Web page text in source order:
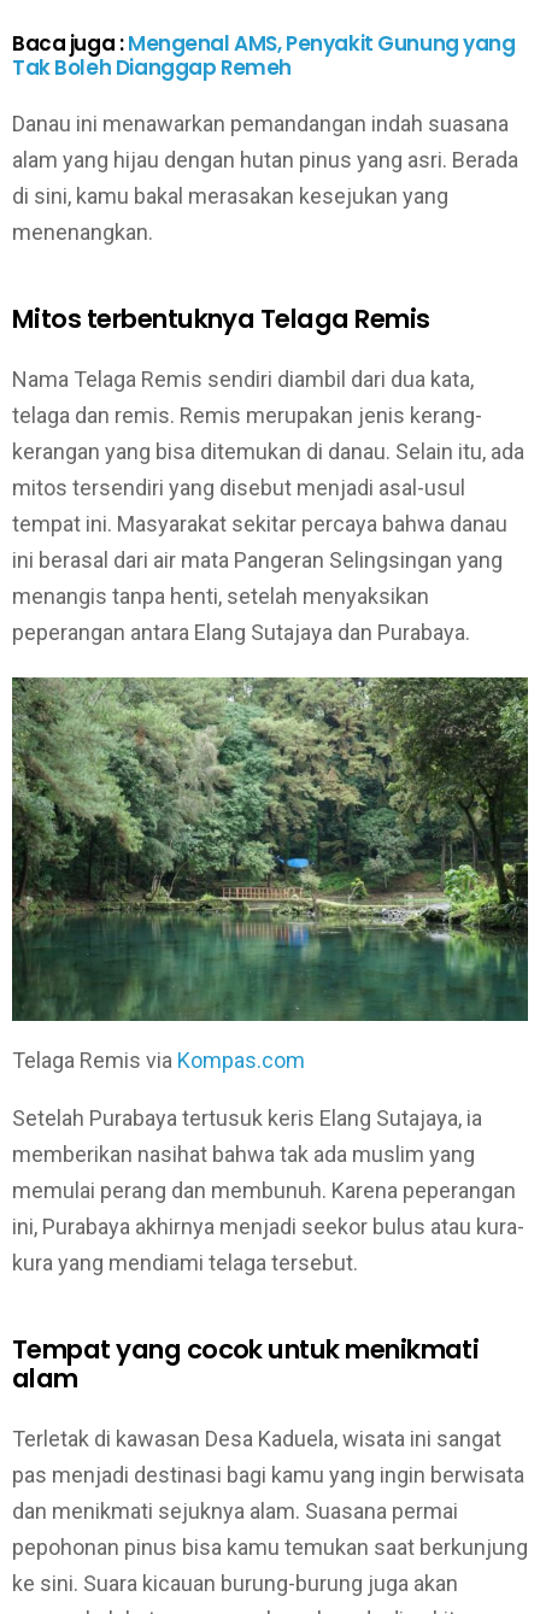
Baca juga :Mengenal AMS, Penyakit Gunung yang
Tak Boleh Dianggap Remeh
Danau ini menawarkan pemandangan indah suasana
alam yang hijau dengan hutan pinus yang asri. Berada
di sini, kamu bakal merasakan kesejukan yang
menenangkan.
Mitos terbentuknya Telaga Remis
Nama Telaga Remis sendiri diambil dari dua kata,
telaga dan remis. Remis merupakan jenis kerang-
kerangan yang bisa ditemukan di danau. Selain itu, ada
mitos tersendiri yang disebut menjadi asal-usul
tempat ini. Masyarakat sekitar percaya bahwa danau
ini berasal dari air mata Pangeran Selingsingan yang
menangis tanpa henti, setelah menyaksikan
peperangan antara Elang Sutajaya dan Purabaya.
Telaga Remis via Kompas.com
Setelah Purabaya tertusuk keris Elang Sutajaya, ia
memberikan nasihat bahwa tak ada muslim yang
memulai perang dan membunuh. Karena peperangan
ini, Purabaya akhirnya menjadi seekor bulus atau kura-
kura yang mendiami telaga tersebut.
Tempat yang cocok untuk menikmati
alam
Terletak di kawasan Desa Kaduela, wisata ini sangat
pas menjadi destinasi bagi kamu yang ingin berwisata
dan menikmati sejuknya alam. Suasana permai
pepohonan pinus bisa kamu temukan saat berkunjung
ke sini. Suara kicauan burung-burung juga akan